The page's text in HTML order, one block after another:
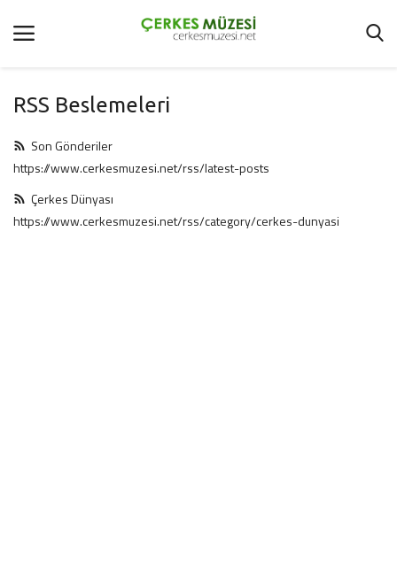
Şartlar Ve Koşullar
Çerkes Dünyası
Hakkımızda
RSS Beslemeleri
Son Gönderiler
https://www.cerkesmuzesi.net/rss/latest-posts
Çerkes Dünyası
https://www.cerkesmuzesi.net/rss/category/cerkes-dunyasi